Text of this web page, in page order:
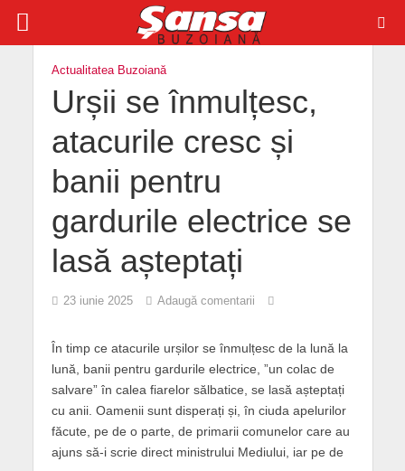
Actualitatea Buzoiană
Urșii se înmulțesc,
atacurile cresc și
banii pentru
gardurile electrice se
lasă așteptați
23 iunie 2025 Adaugă comentarii
În timp ce atacurile urșilor se înmulțesc de la lună la
lună, banii pentru gardurile electrice, ”un colac de
salvare” în calea fiarelor sălbatice, se lasă așteptați
cu anii. Oamenii sunt disperați și, în ciuda apelurilor
făcute, pe de o parte, de primarii comunelor care au
ajuns să-i scrie direct ministrului Mediului, iar pe de